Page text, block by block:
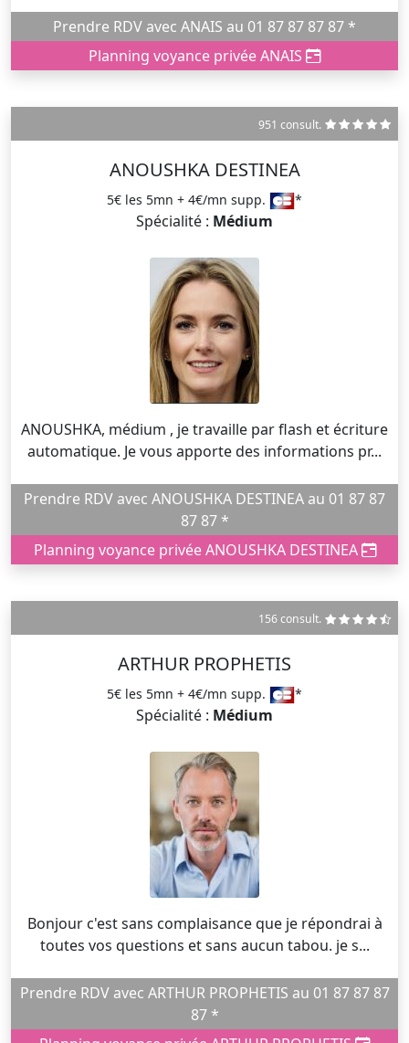
Prendre RDV avec ANAIS au 01 87 87 87 87 *
Planning voyance privée ANAIS
951 consult.
ANOUSHKA DESTINEA
5€ les 5mn + 4€/mn supp. *
Spécialité : Médium
ANOUSHKA, médium , je travaille par flash et écriture
automatique. Je vous apporte des informations pr...
Prendre RDV avec ANOUSHKA DESTINEA au 01 87 87
87 87 *
Planning voyance privée ANOUSHKA DESTINEA
156 consult.
ARTHUR PROPHETIS
5€ les 5mn + 4€/mn supp. *
Spécialité : Médium
Bonjour c'est sans complaisance que je répondrai à
toutes vos questions et sans aucun tabou. je s...
Prendre RDV avec ARTHUR PROPHETIS au 01 87 87 87
87 *